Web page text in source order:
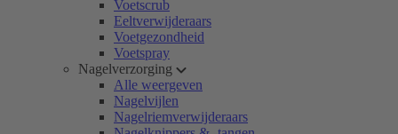
Voetscrub
Eeltverwijderaars
Voetgezondheid
Voetspray
Nagelverzorging
Alle weergeven
Nagelvijlen
Nagelriemverwijderaars